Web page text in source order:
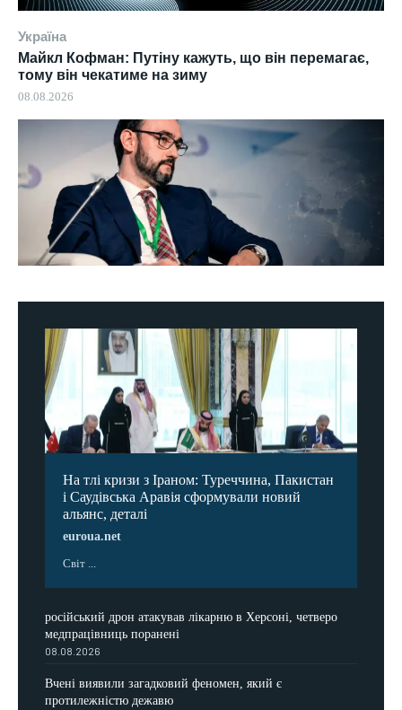
Україна
Майкл Кофман: Путіну кажуть, що він перемагає,
тому він чекатиме на зиму
08.08.2026
На тлі кризи з Іраном: Туреччина, Пакистан
і Саудівська Аравія сформували новий
альянс, деталі
euroua.net
Світ ...
російський дрон атакував лікарню в Херсоні, четверо
медпрацівниць поранені
08.08.2026
Вчені виявили загадковий феномен, який є
протилежністю дежавю